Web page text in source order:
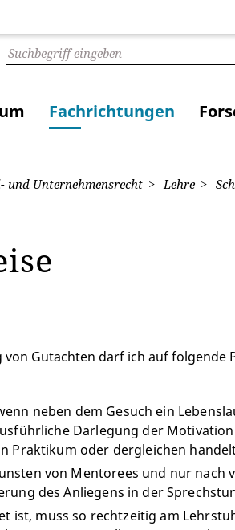
Fachrichtungen
und Unternehmensrecht Lehre
Gutachten darf ich auf folgende
neben dem Gesuch ein
Darlegung der
Praktikum oder dergleichen
von Mentorees und nur nach
des Anliegens in der
ist, muss so rechtzeitig am